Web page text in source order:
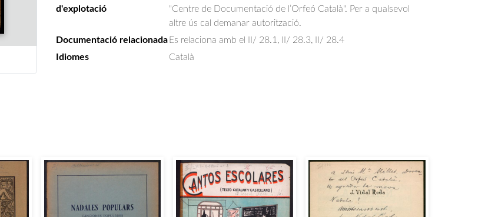
d'explotació
"Centre de Documentació de l’Orfeó Català". Per a qualsevol
altre ús cal demanar autorització.
Documentació relacionada Es relaciona amb el II/ 28.1, II/ 28.3, II/ 28.4
Idiomes
Català